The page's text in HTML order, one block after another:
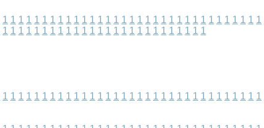
1 1 1 1 1 1 1 1 1 1 1 1 1 1 1 1 1 1 1 1 1 1 1 1 1 1 1 1 1 1 1 1 1
1 1 1 1 1 1 1 1 1 1 1 1 1 1 1 1 1 1 1 1 1 1 1 1 1 1
1 1 1 1 1 1 1 1 1 1 1 1 1 1 1 1 1 1 1 1 1 1 1 1 1 1 1 1 1 1 1 1 1